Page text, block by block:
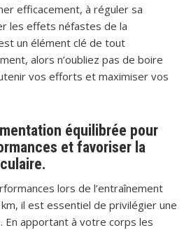
efficacement, à réguler sa
les effets néfastes de la
un élément clé de tout
alors n’oubliez pas de boire
vos efforts et maximiser vos
équilibrée pour
et favoriser la
lors de l’entraînement
il est essentiel de privilégier une
En apportant à votre corps les